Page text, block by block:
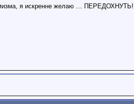
я искренне желаю …